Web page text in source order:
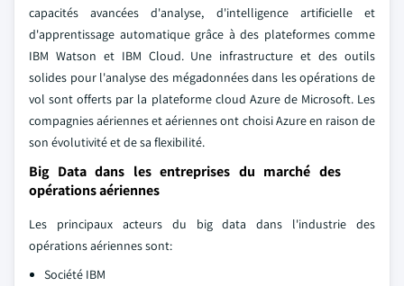
capacités avancées d'analyse, d'intelligence artificielle et
d'apprentissage automatique grâce à des plateformes comme
IBM Watson et IBM Cloud. Une infrastructure et des outils
solides pour l'analyse des mégadonnées dans les opérations de
vol sont offerts par la plateforme cloud Azure de Microsoft. Les
compagnies aériennes et aériennes ont choisi Azure en raison de
son évolutivité et de sa flexibilité.
Big Data dans les entreprises du marché des
opérations aériennes
Les principaux acteurs du big data dans l'industrie des
opérations aériennes sont:
Société IBM